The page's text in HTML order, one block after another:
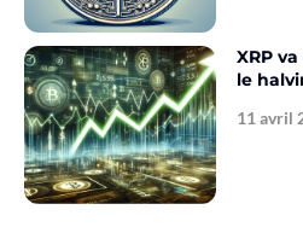
XRP
le
11 avril